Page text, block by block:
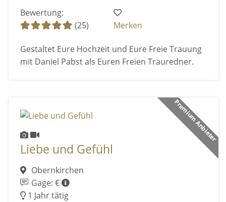
Bewertung:
(25)
Merken
Gestaltet Eure Hochzeit und Eure Freie Trauung
mit Daniel Pabst als Euren Freien Trauredner.
Premium Anbieter
Liebe und Gefühl
Obernkirchen
Gage: €
1 Jahr tätig